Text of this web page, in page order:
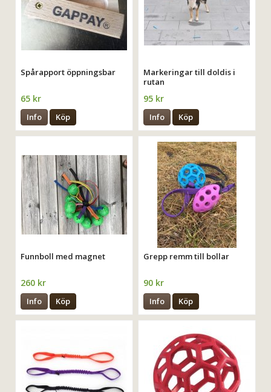
Spårapport öppningsbar
65 kr
Info Köp
Markeringar till doldis i
rutan
95 kr
Info Köp
Funnboll med magnet
260 kr
Info Köp
Grepp remm till bollar
90 kr
Info Köp